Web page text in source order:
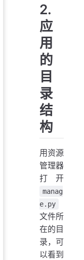
2.
应
用
的
目
录
结
构
用资源
管理器
打开
manag
e.py
文件所
在的目
录，可
以看到